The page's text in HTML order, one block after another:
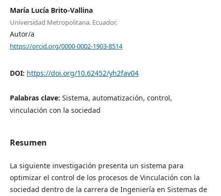
María Lucía Brito-Vallina
Universidad Metropolitana. Ecuador.
Autor/a
https://orcid.org/0000-0002-1903-8514
DOI: https://doi.org/10.62452/yh2fav04
Palabras clave: Sistema, automatización, control,
vinculación con la sociedad
Resumen
La siguiente investigación presenta un sistema para
optimizar el control de los procesos de Vinculación con la
sociedad dentro de la carrera de Ingeniería en Sistemas de